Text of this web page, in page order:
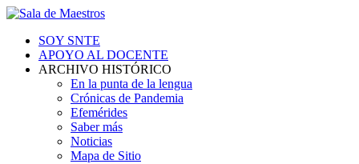
SOY SNTE
APOYO AL DOCENTE
ARCHIVO HISTÓRICO
En la punta de la lengua
Crónicas de Pandemia
Efemérides
Saber más
Noticias
Mapa de Sitio